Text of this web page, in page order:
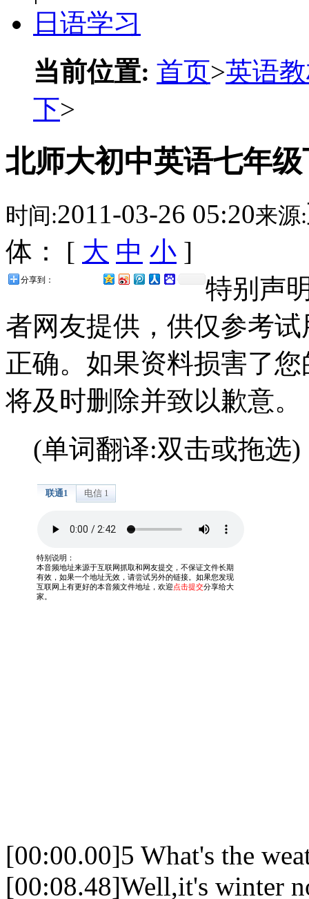
日语学习
当前位置: 首页>英语
下>
北师大初中英语七年
时间:2011-03-26 05:20来源:
体： [ 大 中 小 ]
分享到：
特别声
者网友提供，供仅参考
正确。如果资料损害了
将及时删除并致以歉意。
(单词翻译:双击或拖选)
[00:00.00]5 What's the
[00:08.48]Well,it's winter